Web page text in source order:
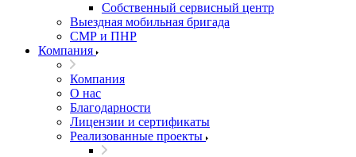
Собственный сервисный центр
Выездная мобильная бригада
СМР и ПНР
Компания
Компания
О нас
Благодарности
Лицензии и сертификаты
Реализованные проекты